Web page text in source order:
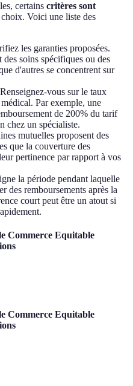
certains critères sont
Voici une liste des
les garanties proposées.
soins spécifiques ou des
d'autres se concentrent sur
Renseignez-vous sur le taux
Par exemple, une
de 200% du tarif
chez un spécialiste.
mutuelles proposent des
que la couverture des
pertinence par rapport à vos
la période pendant laquelle
des remboursements après la
court peut être un atout si
Commerce Equitable
Commerce Equitable